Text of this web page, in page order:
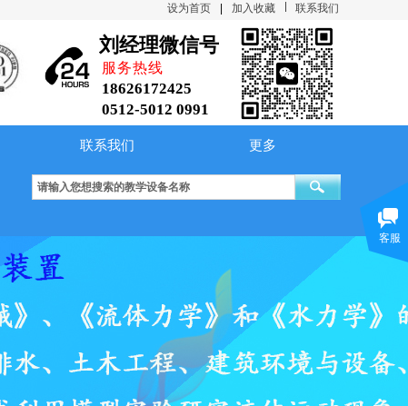
联系我们
设为首页 加入收藏
服务热线
18626172425
0512-5012 0991
刘经理微信号
联系我们 更多
制冷压缩机性能实验台 Ⅱ型 综合传热性能实验台 大容器内水
客服